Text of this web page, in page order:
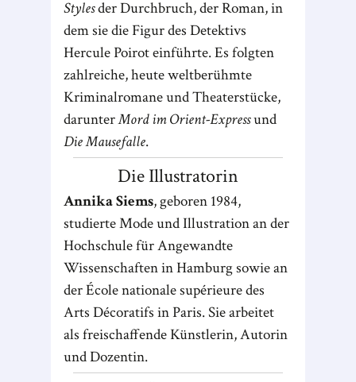
Stylesder Durchbruch, der Roman, in
dem sie die Figur des Detektivs
Hercule Poirot einführte. Es folgten
zahlreiche, heute weltberühmte
Kriminalromane und Theaterstücke,
darunterMord im Orient-Expressund
Die Mausefalle.
Die Illustratorin
Annika Siems, geboren 1984,
studierte Mode und Illustration an der
Hochschule für Angewandte
Wissenschaften in Hamburg sowie an
der École nationale supérieure des
Arts Décoratifs in Paris. Sie arbeitet
als freischaffende Künstlerin, Autorin
und Dozentin.